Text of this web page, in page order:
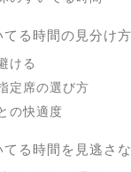
てる時間の見分け方
ける
定席の選び方
の快適度
る時間を見逃さ